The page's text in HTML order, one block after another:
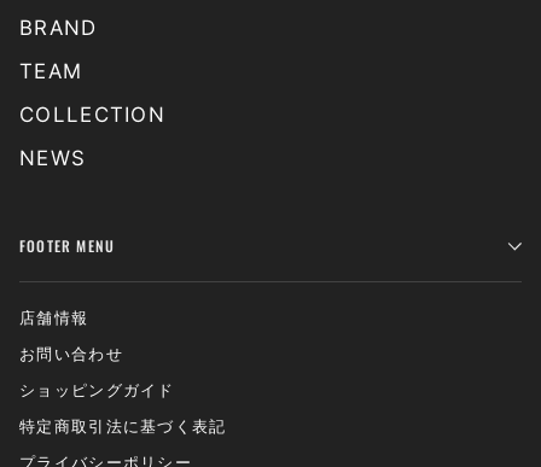
BRAND
TEAM
COLLECTION
NEWS
FOOTER MENU
店舗情報
お問い合わせ
ショッピングガイド
特定商取引法に基づく表記
プライバシーポリシー